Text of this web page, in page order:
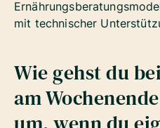
mit technischer
Wie gehst du
am